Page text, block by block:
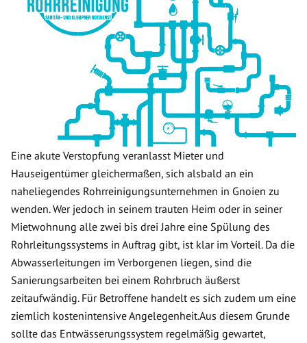
Eine akute Verstopfung veranlasst Mieter und
Hauseigentümer gleichermaßen, sich alsbald an ein
naheliegendes Rohrreinigungsunternehmen in Gnoien zu
wenden. Wer jedoch in seinem trauten Heim oder in seiner
Mietwohnung alle zwei bis drei Jahre eine Spülung des
Rohrleitungssystems in Auftrag gibt, ist klar im Vorteil. Da die
Abwasserleitungen im Verborgenen liegen, sind die
Sanierungsarbeiten bei einem Rohrbruch äußerst
zeitaufwändig. Für Betroffene handelt es sich zudem um eine
ziemlich kostenintensive Angelegenheit.Aus diesem Grunde
sollte das Entwässerungssystem regelmäßig gewartet,